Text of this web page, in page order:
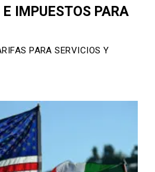
IMPUESTOS PARA
PARA SERVICIOS Y